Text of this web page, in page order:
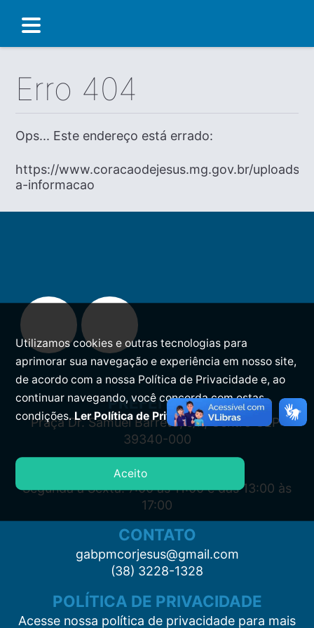
Erro 404
Ops... Este endereço está errado:
https://www.coracaodejesus.mg.gov.br/uploads/
a-informacao
PREFEITURA
Praça Dr. Samuel Barreto, s/n, Centro CEP:
39340-000
ATENDIMENTO
Segunda à Sexta: 7:00 às 11:00 e das 13:00 às
17:00
CONTATO
gabpmcorjesus@gmail.com
(38) 3228-1328
POLÍTICA DE PRIVACIDADE
Acesse nossa política de privacidade para mais
Utilizamos cookies e outras tecnologias para
aprimorar sua navegação e experiência em nosso site,
de acordo com a nossa Política de Privacidade e, ao
continuar navegando, você concorda com estas
condições.Ler Política de Privacidade.
Aceito